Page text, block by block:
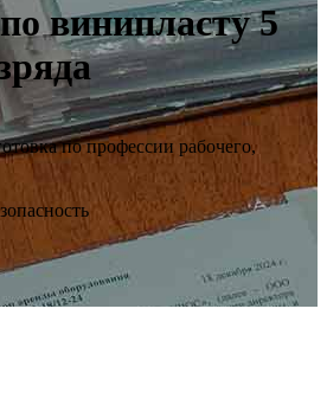
винипласту 5
по профессии рабочего,